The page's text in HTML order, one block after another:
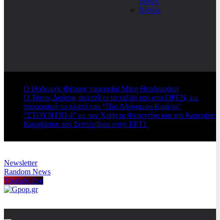
Βιβλία
Ο Θοδωρής Φέρρης τραγουδά Μίκη Θεοδωράκη
Ο Τάσος Δούσης συνεχίζει το ταξίδι του στο OPEN, με
προορισμό το πλατό του “Πιο Αδύναμου Κρίκου”
“ΣΤΟΥΝΤΙΟ 4” με τον Χρήστο Φερεντίνο και την Κατερίνα
Καραβάτου τον Σεπτέμβριο στην ΕΡΤ1
Newsletter
Random News
Youtube live